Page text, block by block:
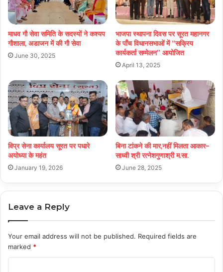
माधव गौ सेवा समिति के सदस्यों ने कश्यप
गौशाला, अडाजन में की गौ सेवा
June 30, 2025
भाजपा स्थापना दिवस पर सूरत महानगर
के पाँच विधानसभाओं में “सक्रिय
कार्यकर्ता सम्मेलन” आयोजित
April 13, 2025
विप्र सेना कार्यालय सूरत पर पधारे
अयोध्या के महंत
January 19, 2026
बिना टांकने की मार,नहीं मिलता आकार–
साध्वी श्री रत्नेशगुणाश्री म.सा.
June 28, 2025
Leave a Reply
Your email address will not be published. Required fields are
marked *